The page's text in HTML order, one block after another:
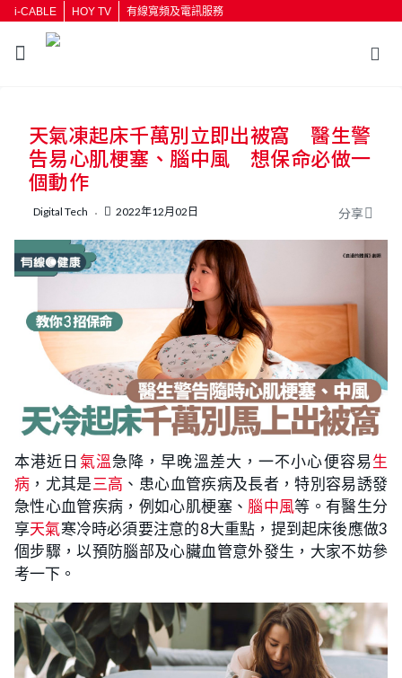
i-CABLE HOY TV 有線寬頻及電訊服務
按輸入鍵開始搜尋
天氣凍起床千萬別立即出被窩 醫生警
告易心肌梗塞、腦中風 想保命必做一
個動作
Digital Tech 2022年12月02日 分享
本港近日氣溫急降，早晚溫差大，一不小心便容易生
病 ，尤其是三高 、患心血管疾病及長者，特別容易誘發
急性心血管疾病，例如心肌梗塞、 腦中風等。有醫生分
享天氣寒冷時必須要注意的8大重點，提到起床後應做3
個步驟，以預防腦部及心臟血管意外發生，大家不妨參
考一下。